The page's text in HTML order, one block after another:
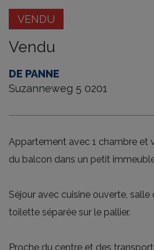
VENDU
Vendu
DE PANNE
Suzanneweg 5 0201
Appartement avec 1 chambre et
du balcon dans un petit
Séjour avec cuisine ouverte,
toilette séparée sur le pallier.
Proche du centre et des